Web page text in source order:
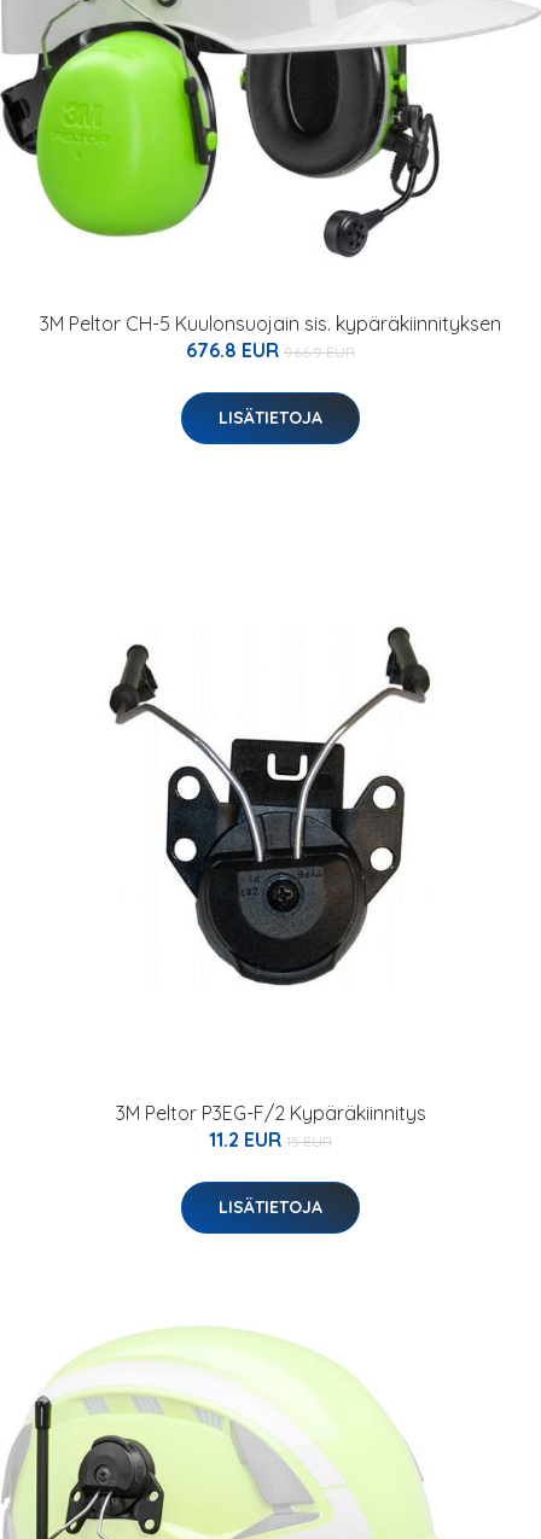
3M Peltor CH-5 Kuulonsuojain sis. kypäräkiinnityksen
676.8 EUR 966.9 EUR
LISÄTIETOJA
3M Peltor P3EG-F/2 Kypäräkiinnitys
11.2 EUR 15 EUR
LISÄTIETOJA